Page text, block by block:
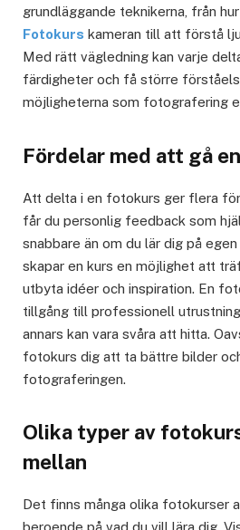
grundläggande teknikerna, från
Fotokurs kameran till att förstå
Med rätt vägledning kan varje
färdigheter och få större
möjligheterna som fotografering
Fördelar med att gå
Att delta i en fotokurs ger flera
får du personlig feedback som
snabbare än om du lär dig på
skapar en kurs en möjlighet att
utbyta idéer och inspiration. En
tillgång till professionell
annars kan vara svåra att hitta.
fotokurs dig att ta bättre bilder
fotograferingen.
Olika typer av
mellan
Det finns många olika fotokurser
beroende på vad du vill lära dig.